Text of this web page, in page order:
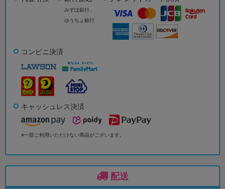
みずほ銀行、
ゆうちょ銀行
コンビニ決済
キャッシュレス決済
※一部ご利用いただけない商品がございます。
配送